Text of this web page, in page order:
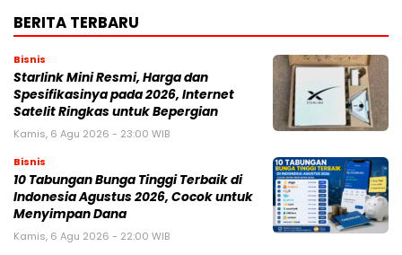
BERITA TERBARU
Bisnis
Starlink Mini Resmi, Harga dan
Spesifikasinya pada 2026, Internet
Satelit Ringkas untuk Bepergian
Kamis, 6 Agu 2026 - 23:00 WIB
Bisnis
10 Tabungan Bunga Tinggi Terbaik di
Indonesia Agustus 2026, Cocok untuk
Menyimpan Dana
Kamis, 6 Agu 2026 - 22:00 WIB